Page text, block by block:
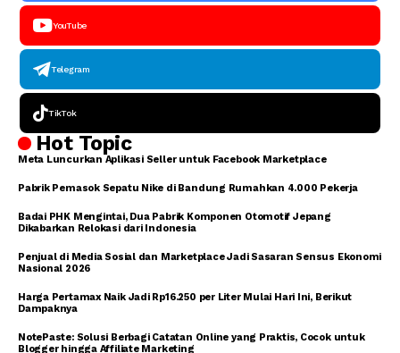
YouTube
Telegram
TikTok
Hot Topic
Meta Luncurkan Aplikasi Seller untuk Facebook Marketplace
Pabrik Pemasok Sepatu Nike di Bandung Rumahkan 4.000 Pekerja
Badai PHK Mengintai, Dua Pabrik Komponen Otomotif Jepang
Dikabarkan Relokasi dari Indonesia
Penjual di Media Sosial dan Marketplace Jadi Sasaran Sensus Ekonomi
Nasional 2026
Harga Pertamax Naik Jadi Rp16.250 per Liter Mulai Hari Ini, Berikut
Dampaknya
NotePaste: Solusi Berbagi Catatan Online yang Praktis, Cocok untuk
Blogger hingga Affiliate Marketing